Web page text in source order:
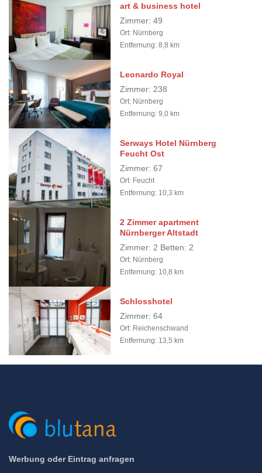
art & business hotel
Zimmer: 49
Ort: Nürnberg
Entfernung: 8,8 km
Leonardo Royal
Zimmer: 238
Ort: Nürnberg
Entfernung: 9,0 km
Serways Hotel Nürnberg
Feucht Ost
Zimmer: 67
Ort: Feucht
Entfernung: 10,3 km
2 Zimmer apartment
Nürnberger Altstadt
Zimmer: 2 Betten: 2
Ort: Nürnberg
Entfernung: 10,8 km
Schlosshotel
Zimmer: 64
Ort: Reichenschwand
Entfernung: 13,5 km
Werbung oder Eintrag anfragen